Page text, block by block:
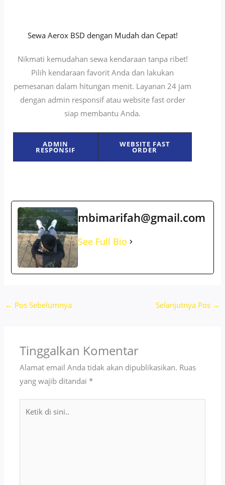
Sewa Aerox BSD dengan Mudah dan Cepat!
Nikmati kemudahan sewa kendaraan tanpa ribet!
Pilih kendaraan favorit Anda dan lakukan
pemesanan dalam hitungan menit. Layanan 24 jam
dengan admin responsif atau website fast order
siap membantu Anda.
ADMIN
RESPONSIF
WEBSITE FAST
ORDER
mbimarifah@gmail.com
See Full Bio
← Pos Sebelumnya Selanjutnya Pos →
Tinggalkan Komentar
Alamat email Anda tidak akan dipublikasikan. Ruas
yang wajib ditandai*